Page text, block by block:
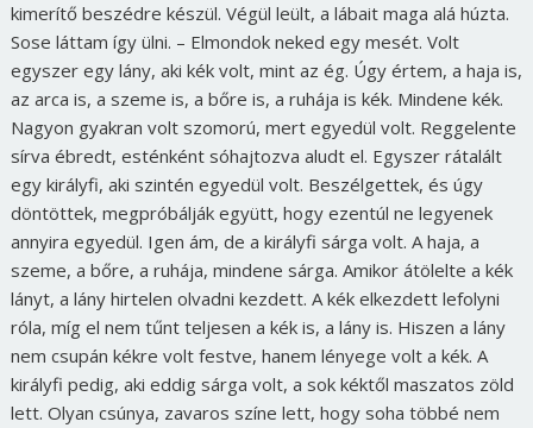
kimerítő beszédre készül. Végül leült, a lábait maga alá húzta.
Sose láttam így ülni. – Elmondok neked egy mesét. Volt
egyszer egy lány, aki kék volt, mint az ég. Úgy értem, a haja is,
az arca is, a szeme is, a bőre is, a ruhája is kék. Mindene kék.
Nagyon gyakran volt szomorú, mert egyedül volt. Reggelente
sírva ébredt, esténként sóhajtozva aludt el. Egyszer rátalált
egy királyfi, aki szintén egyedül volt. Beszélgettek, és úgy
döntöttek, megpróbálják együtt, hogy ezentúl ne legyenek
annyira egyedül. Igen ám, de a királyfi sárga volt. A haja, a
szeme, a bőre, a ruhája, mindene sárga. Amikor átölelte a kék
lányt, a lány hirtelen olvadni kezdett. A kék elkezdett lefolyni
róla, míg el nem tűnt teljesen a kék is, a lány is. Hiszen a lány
nem csupán kékre volt festve, hanem lényege volt a kék. A
királyfi pedig, aki eddig sárga volt, a sok kéktől maszatos zöld
lett. Olyan csúnya, zavaros színe lett, hogy soha többé nem